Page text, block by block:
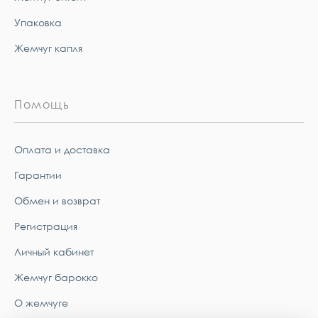
Упаковка
Жемчуг капля
Помощь
Оплата и доставка
Гарантии
Обмен и возврат
Регистрация
Личный кабинет
Жемчуг барокко
О жемчуге